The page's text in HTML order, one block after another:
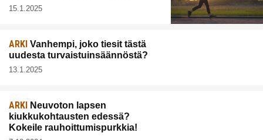
15.1.2025
ARKI Vanhempi, joko tiesit tästä
uudesta turvaistuinsäännöstä?
13.1.2025
ARKI
Neuvoton lapsen
kiukkukohtausten edessä?
Kokeile rauhoittumispurkkia!